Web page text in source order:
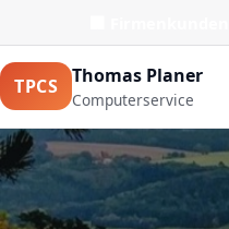
TPCS Thomas Planer
Computerservice